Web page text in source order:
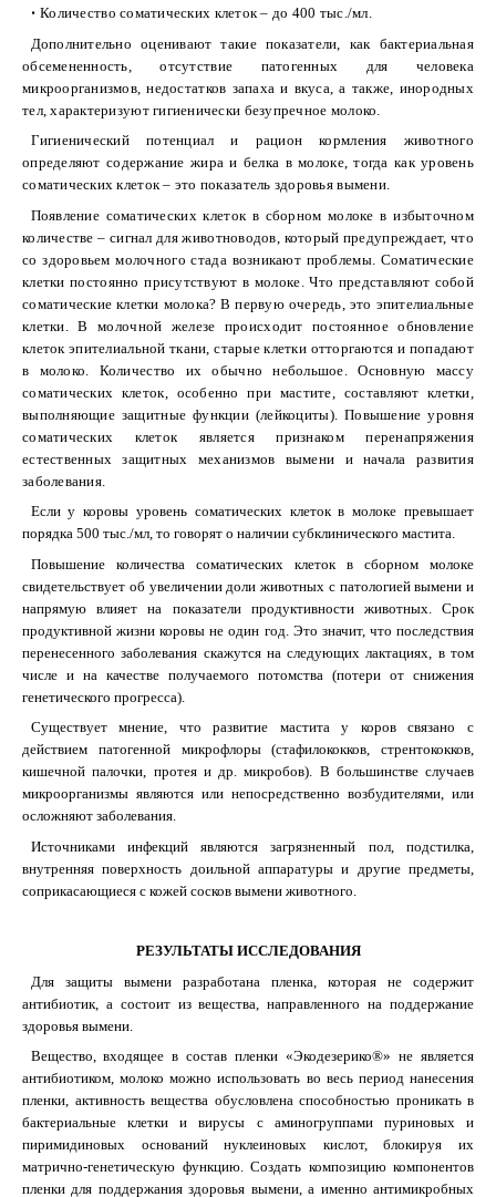
•Количество соматических клеток – до 400 тыс./мл.
Дополнительно оценивают такие показатели, как бактериальная
обсемененность, отсутствие патогенных для человека
микроорганизмов, недостатков запаха и вкуса, а также, инородных
тел, характеризуют гигиенически безупречное молоко.
Гигиенический потенциал и рацион кормления животного
определяют содержание жира и белка в молоке, тогда как уровень
соматических клеток – это показатель здоровья вымени.
Появление соматических клеток в сборном молоке в избыточном
количестве – сигнал для животноводов, который предупреждает, что
со здоровьем молочного стада возникают проблемы. Соматические
клетки постоянно присутствуют в молоке. Что представляют собой
соматические клетки молока? В первую очередь, это эпителиальные
клетки. В молочной железе происходит постоянное обновление
клеток эпителиальной ткани, старые клетки отторгаются и попадают
в молоко. Количество их обычно небольшое. Основную массу
соматических клеток, особенно при мастите, составляют клетки,
выполняющие защитные функции (лейкоциты). Повышение уровня
соматических клеток является признаком перенапряжения
естественных защитных механизмов вымени и начала развития
заболевания.
Если у коровы уровень соматических клеток в молоке превышает
порядка 500 тыс./мл, то говорят о наличии субклинического мастита.
Повышение количества соматических клеток в сборном молоке
свидетельствует об увеличении доли животных с патологией вымени и
напрямую влияет на показатели продуктивности животных. Срок
продуктивной жизни коровы не один год. Это значит, что последствия
перенесенного заболевания скажутся на следующих лактациях, в том
числе и на качестве получаемого потомства (потери от снижения
генетического прогресса).
Существует мнение, что развитие мастита у коров связано с
действием патогенной микрофлоры (стафилококков, стрентококков,
кишечной палочки, протея и др. микробов). В большинстве случаев
микроорганизмы являются или непосредственно возбудителями, или
осложняют заболевания.
Источниками инфекций являются загрязненный пол, подстилка,
внутренняя поверхность доильной аппаратуры и другие предметы,
соприкасающиеся с кожей сосков вымени животного.
РЕЗУЛЬТАТЫ ИССЛЕДОВАНИЯ
Для защиты вымени разработана пленка, которая не содержит
антибиотик, а состоит из вещества, направленного на поддержание
здоровья вымени.
Вещество, входящее в состав пленки «Экодезерико®» не является
антибиотиком, молоко можно использовать во весь период нанесения
пленки, активность вещества обусловлена способностью проникать в
бактериальные клетки и вирусы с аминогруппами пуриновых и
пиримидиновых оснований нуклеиновых кислот, блокируя их
матрично-генетическую функцию. Создать композицию компонентов
пленки для поддержания здоровья вымени, а именно антимикробных